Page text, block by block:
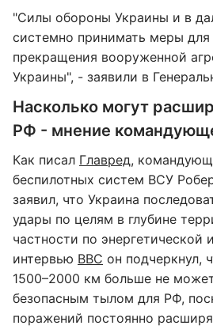
"Силы обороны Украины и в
системно принимать меры для
прекращения вооруженной
Украины", - заявили в
Насколько могут
РФ - мнение
Как писал Главред,
беспилотных систем ВСУ
заявил, что Украина
удары по целям в глубине
частности по энергетической
интервью BBC он подчеркнул,
1500–2000 км больше не
безопасным тылом для РФ,
поражений постоянно